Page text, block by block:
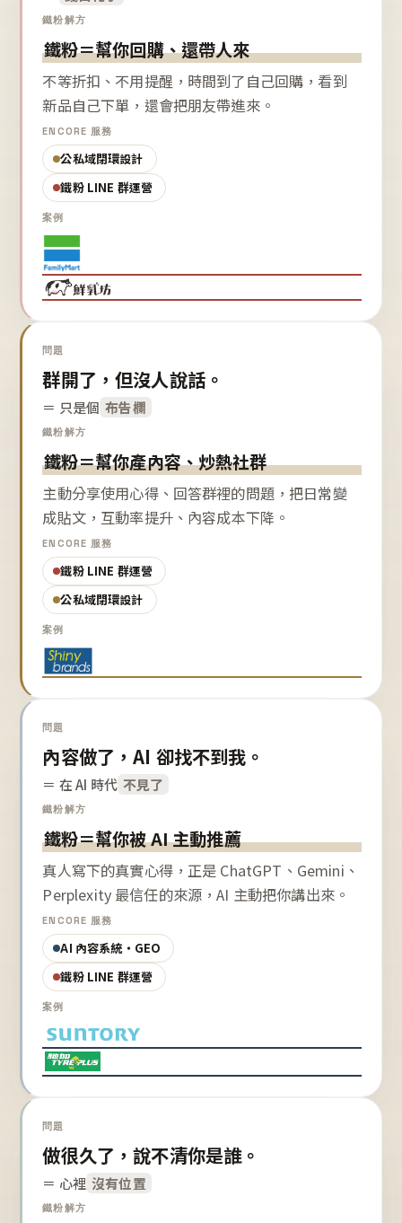
鐵粉解方
鐵粉＝幫你回購、還帶人來
不等折扣、不用提醒，時間到了自己回購，看到
新品自己下單，還會把朋友帶進來。
ENCORE 服務
公私域閉環設計
鐵粉 LINE 群運營
案例
問題
群開了，但沒人說話。
＝ 只是個 布告欄
鐵粉解方
鐵粉＝幫你產內容、炒熱社群
主動分享使用心得、回答群裡的問題，把日常變
成貼文，互動率提升、內容成本下降。
ENCORE 服務
鐵粉 LINE 群運營
公私域閉環設計
案例
問題
內容做了，AI 卻找不到我。
＝ 在 AI 時代 不見了
鐵粉解方
鐵粉＝幫你被 AI 主動推薦
真人寫下的真實心得，正是 ChatGPT、Gemini、
Perplexity 最信任的來源，AI 主動把你講出來。
ENCORE 服務
AI 內容系統・GEO
鐵粉 LINE 群運營
案例
問題
做很久了，說不清你是誰。
＝ 心裡 沒有位置
鐵粉解方